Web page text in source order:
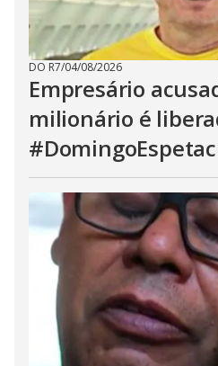
DO R7/04/08/2026
Empresário
milionário é